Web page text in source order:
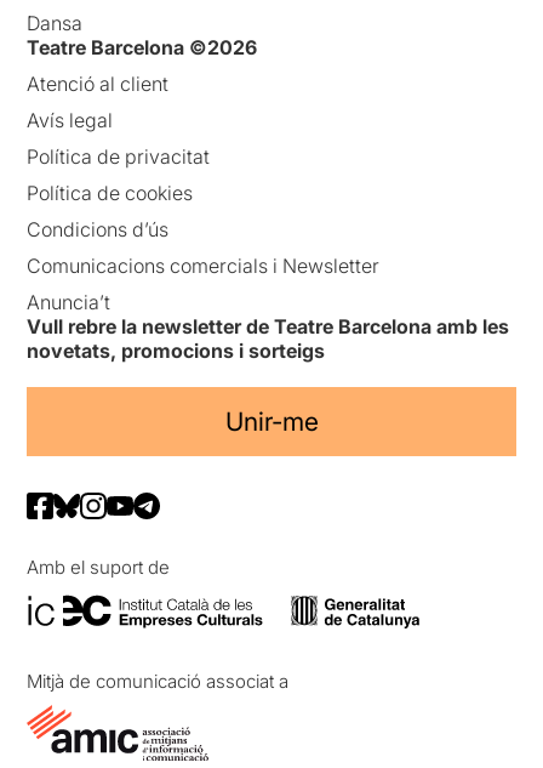
Dansa
Teatre Barcelona ©2026
Atenció al client
Avís legal
Política de privacitat
Política de cookies
Condicions d’ús
Comunicacions comercials i Newsletter
Anuncia’t
Vull rebre la newsletter de Teatre Barcelona amb les
novetats, promocions i sorteigs
Unir-me
Amb el suport de
Mitjà de comunicació associat a